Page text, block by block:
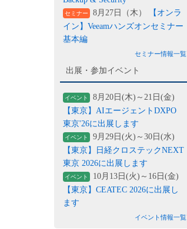
セミナー 8月27日（木）
【オンラ
イン】Veeamハンズオンセミナー
基本編
セミナー情報一覧
出展・参加イベント
イベント
8月20日(木)～21日(金)
【東京】AIエージェントDXPO
東京'26に出展します
イベント
9月29日(火)～30日(水)
【東京】日経クロステックNEXT
東京 2026に出展します
イベント
10月13日(火)～16日(金)
【東京】CEATEC 2026に出展し
ます
イベント情報一覧